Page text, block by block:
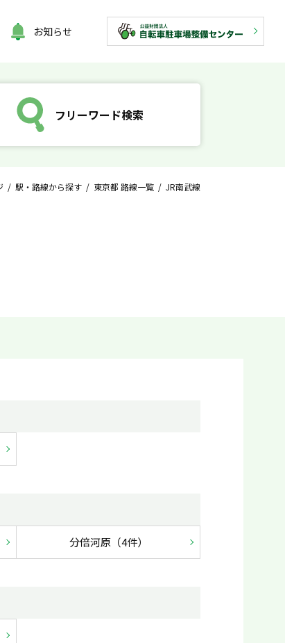
お知らせ
フリーワード検索
/ 駅・路線から探す / 東京都 路線一覧 / JR南武線
分倍河原（4件）